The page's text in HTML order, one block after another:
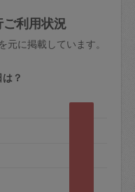
ンセル＝依頼
前9時開始の場
外となるので
ださい：初めて
利用状況
に掲載しています。
？